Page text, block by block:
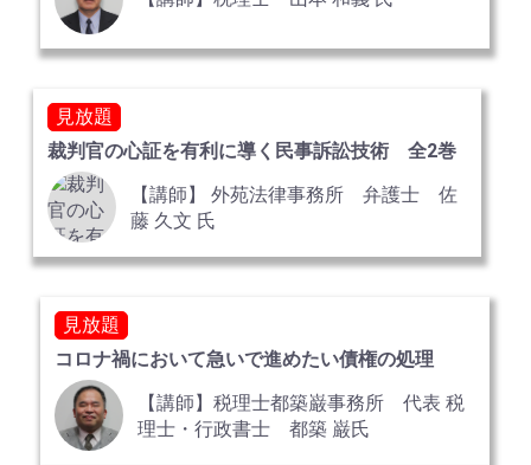
見放題
裁判官の心証を有利に導く民事訴訟技術 全2巻
【講師】 外苑法律事務所 弁護士 佐
藤 久文 氏
見放題
コロナ禍において急いで進めたい債権の処理
【講師】税理士都築巌事務所 代表 税
理士・行政書士 都築 巌氏